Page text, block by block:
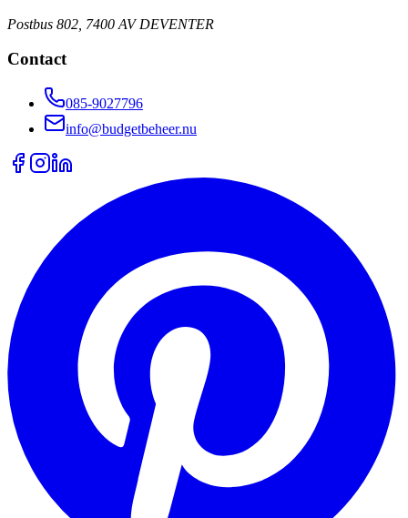
Postbus 802, 7400 AV DEVENTER
Contact
085-9027796
info@budgetbeheer.nu